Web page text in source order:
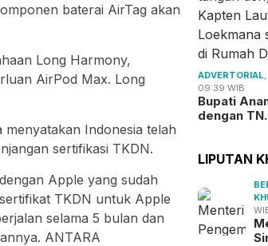
baterai AirTag akan
Long Harmony,
AirPod Max. Long
Indonesia telah
sertifikasi TKDN.
Apple yang sudah
TKDN untuk Apple
selama 5 bulan dan
ANTARA
ADVERTORIAL
09:39 WIB
Bupati
dengan
LIPUTAN